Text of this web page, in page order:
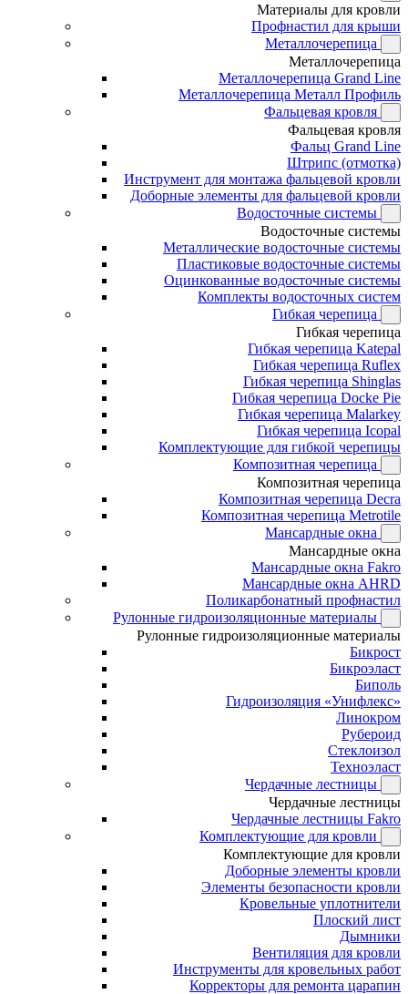
Материалы для кровли
Профнастил для крыши
Металлочерепица
Металлочерепица
Металлочерепица Grand Line
Металлочерепица Металл Профиль
Фальцевая кровля
Фальцевая кровля
Фальц Grand Line
Штрипс (отмотка)
Инструмент для монтажа фальцевой кровли
Доборные элементы для фальцевой кровли
Водосточные системы
Водосточные системы
Металлические водосточные системы
Пластиковые водосточные системы
Оцинкованные водосточные системы
Комплекты водосточных систем
Гибкая черепица
Гибкая черепица
Гибкая черепица Katepal
Гибкая черепица Ruflex
Гибкая черепица Shinglas
Гибкая черепица Docke Pie
Гибкая черепица Malarkey
Гибкая черепица Icopal
Комплектующие для гибкой черепицы
Композитная черепица
Композитная черепица
Композитная черепица Decra
Композитная черепица Metrotile
Мансардные окна
Мансардные окна
Мансардные окна Fakro
Мансардные окна AHRD
Поликарбонатный профнастил
Рулонные гидроизоляционные материалы
Рулонные гидроизоляционные материалы
Бикрост
Бикроэласт
Биполь
Гидроизоляция «Унифлекс»
Линокром
Рубероид
Стеклоизол
Техноэласт
Чердачные лестницы
Чердачные лестницы
Чердачные лестницы Fakro
Комплектующие для кровли
Комплектующие для кровли
Доборные элементы кровли
Элементы безопасности кровли
Кровельные уплотнители
Плоский лист
Дымники
Вентиляция для кровли
Инструменты для кровельных работ
Корректоры для ремонта царапин